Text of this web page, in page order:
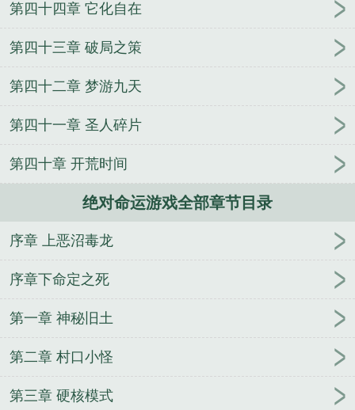
源
绝对命运游戏 宝月流光
绝对
命运游戏篱笆网 决斗链接绝对命运之力怎么获得
绝
对命运游戏免费阅读
绝对命
运游戏在线阅读 绝对命运游戏无错版txt
绝对命运游
角职业 绝对命运游戏精校
绝对命运游戏起点中文
游戏 绝对命运游戏百度百科
命
绝对命运游戏无防盗 绝对命运游戏txt百度
对命运游戏全本txt
绝对命运游戏我欲成仙百度百科
绝对命运游戏笔趣阁
绝对命运游戏无
防盗章节 绝对绝命是什么意思
绝对命运游戏百度
我就刷个
视频，怎么古人都破防了
异能为书的横滨文豪大乱
被疯批影后拐回家后
在修仙
你吊打国学大师？
王不见王（电
第四十四章 它化自在
第四十三章 破局之策
第四十二章 梦游九天
第四十一章 圣人碎片
第四十章 开荒时间
绝对命运游戏全部章节目录
序章 上恶沼毒龙
序章下命定之死
第一章 神秘旧土
第二章 村口小怪
第三章 硬核模式